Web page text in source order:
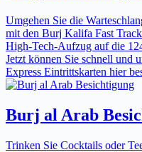
Umgehen Sie die
mit den Burj Kalifa Fast
High-Tech-Aufzug auf die
Jetzt können Sie schnell
Express Eintrittskarten hier
Burj al Arab
Trinken Sie Cocktails oder